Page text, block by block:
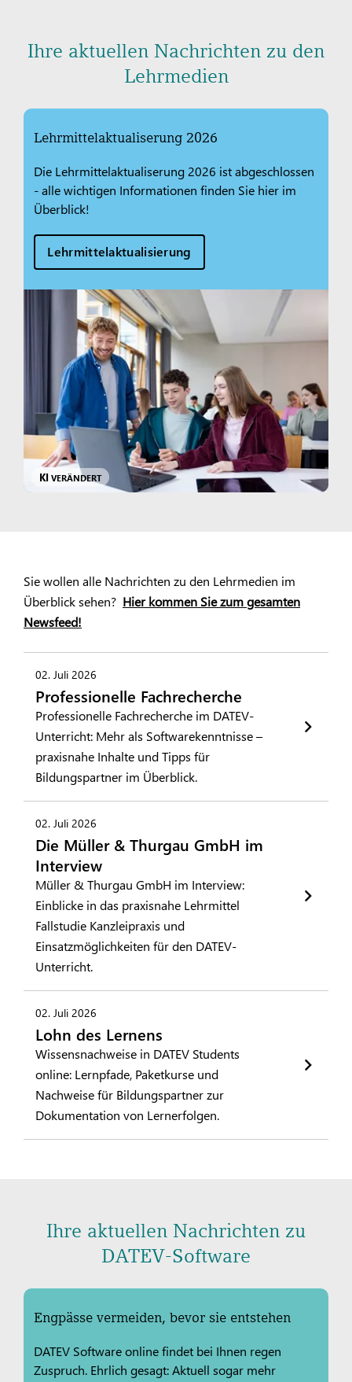
Ihre aktuellen Nachrichten zu den
Lehrmedien
Lehrmittelaktualiserung 2026
Die Lehrmittelaktualiserung 2026 ist abgeschlossen
- alle wichtigen Informationen finden Sie hier im
Überblick!
Lehrmittelaktualisierung
KI VERÄNDERT
Sie wollen alle Nachrichten zu den Lehrmedien im
Überblick sehen? Hier kommen Sie zum gesamten
Newsfeed!
02. Juli 2026
Professionelle Fachrecherche
Professionelle Fachrecherche im DATEV-
Unterricht: Mehr als Softwarekenntnisse –
praxisnahe Inhalte und Tipps für
Bildungspartner im Überblick.
02. Juli 2026
Die Müller & Thurgau GmbH im
Interview
Müller & Thurgau GmbH im Interview:
Einblicke in das praxisnahe Lehrmittel
Fallstudie Kanzleipraxis und
Einsatzmöglichkeiten für den DATEV-
Unterricht.
02. Juli 2026
Lohn des Lernens
Wissensnachweise in DATEV Students
online: Lernpfade, Paketkurse und
Nachweise für Bildungspartner zur
Dokumentation von Lernerfolgen.
Ihre aktuellen Nachrichten zu
DATEV-Software
Engpässe vermeiden, bevor sie entstehen
DATEV Software online findet bei Ihnen regen
Zuspruch. Ehrlich gesagt: Aktuell sogar mehr